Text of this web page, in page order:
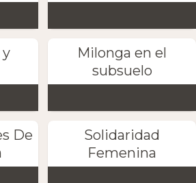
y
Milonga en el
subsuelo
De
Solidaridad
Femenina